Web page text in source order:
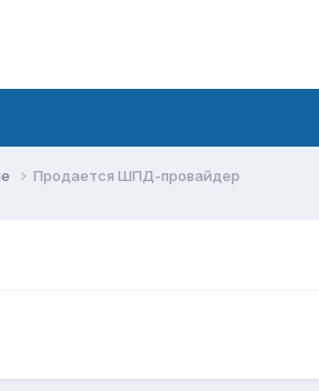
Продается ШПД-провайдер